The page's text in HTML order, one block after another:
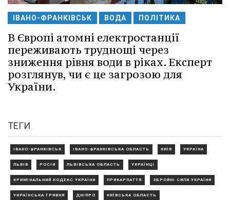
ІВАНО-ФРАНКІВСЬК ВОДА ПОЛІТИКА
В Європі атомні електростанції
переживають труднощі через
зниження рівня води в ріках. Експерт
розглянув, чи є це загрозою для
України.
ТЕГИ
ІВАНО-ФРАНКІВСЬК ІВАНО-ФРАНКІВСЬКА ОБЛАСТЬ КИЇВ УКРАЇНА
ЛЬВІВ РОСІЯ ЛЬВІВСЬКА ОБЛАСТЬ УКРАЇНЦІ
КРИМІНАЛЬНИЙ КОДЕКС УКРАЇНИ ПРИКАРПАТТЯ ЗБРОЙНІ СИЛИ УКРАЇНИ
УКРАЇНСЬКА ГРИВНЯ ДНІПРО КИЇВСЬКА ОБЛАСТЬ